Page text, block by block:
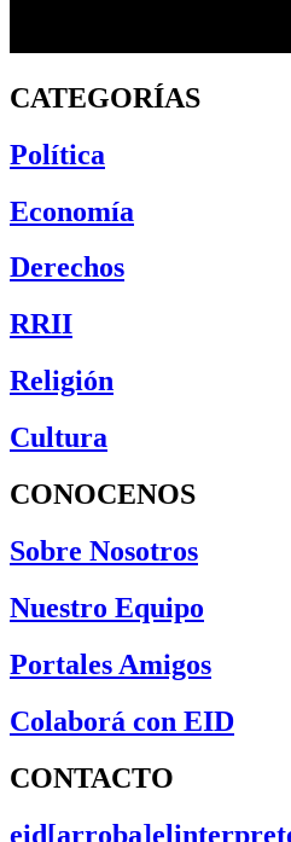
CATEGORÍAS
Política
Economía
Derechos
RRII
Religión
Cultura
CONOCENOS
Sobre Nosotros
Nuestro Equipo
Portales Amigos
Colaborá con EID
CONTACTO